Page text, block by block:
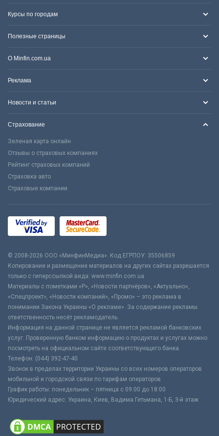
Курсы по городам
Полезные страницы
О Minfin.com.ua
Реклама
Новости и статьи
Страхование
Зеленая карта онлайн
Отзывы о страховых компаниях
Рейтинг страховых компаний
Страховка авто
Страховые компании
© 2008-2026 ООО «МинфинМедиа». Код ЕГРПОУ: 35506859
Копирование и размещение материалов на других сайтах разрешается
только с гиперссылкой вида: www.minfin.com.ua
Материалы с пометками «Р», «Новости партнёров», «Актуально»,
«Спецпроект», «Новости компаний», «Промо» – это реклама в
понимании Закона Украины «О рекламе». За содержание рекламы
ответственность несёт рекламодатель.
Информация на данной странице не является рекламой банковских
услуг. Проверенную банком информацию о продуктах и услугах можно
посмотреть на официальном сайте соответствующего банка.
Телефон: (044) 392-47-40
Звонок в пределах территории Украины со всех номеров операторов
мобильной и городской связи по тарифам операторов
График работы: понедельник – пятница с 09:00 до 18:00
Юридический адрес: Украина, Киев, Вадима Гетьмана, 1-Б, 3-й этаж